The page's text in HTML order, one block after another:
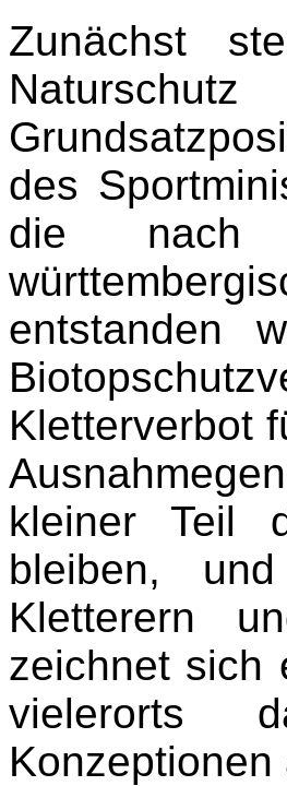
Zunächst
des
die nach
entstanden
Kletterverbot
kleiner Teil
bleiben,
Kletterern
zeichnet sich
vielerorts
Konzeptionen